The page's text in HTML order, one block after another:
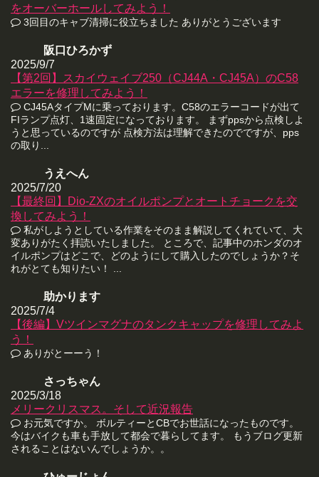
をオーバーホールしてみよう！
3回目のキャブ清掃に役立ちました ありがとうございます
阪口ひろかず
2025/9/7
【第2回】スカイウェイブ250（CJ44A・CJ45A）のC58
エラーを修理してみよう！
CJ45AタイプMに乗っております。C58のエラーコードが出て
FIランプ点灯、1速固定になっております。 まずppsから点検しよ
うと思っているのですが 点検方法は理解できたのでですが、pps
の取り...
うえへん
2025/7/20
【最終回】Dio-ZXのオイルポンプとオートチョークを交
換してみよう！
私がしようとしている作業をそのまま解説してくれていて、大
変ありがたく拝読いたしました。 ところで、記事中のホンダのオ
イルポンプはどこで、どのようにして購入したのでしょうか？そ
れがとても知りたい！ ...
助かります
2025/7/4
【後編】Vツインマグナのタンクキャップを修理してみよ
う！
ありがとーーう！
さっちゃん
2025/3/18
メリークリスマス。そして近況報告
お元気ですか。 ボルティーとCBでお世話になったものです。
今はバイクも車も手放して都会で暮らしてます。 もうブログ更新
されることはないんでしょうか。。